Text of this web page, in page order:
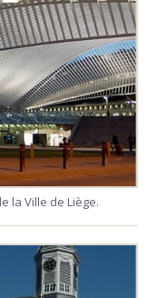
la Ville de Liège.